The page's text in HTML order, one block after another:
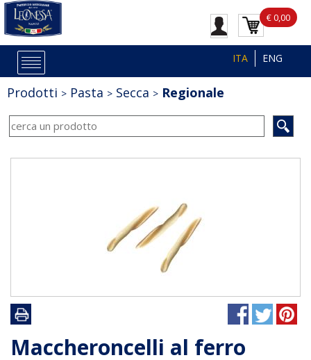
€ 0,00
ITA ENG
Prodotti Pasta Secca Regionale
Maccheroncelli al ferro